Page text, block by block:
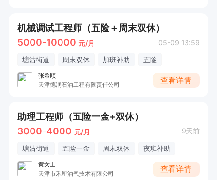
机械调试工程师（五险＋周末双休）
5000-10000 元/月 05-09 13:59
塘沽街道 周末双休 加班补助 五险
张希顺
天津德润石油工程有限责任公司
查看详情
助理工程师（五险一金+双休）
3000-4000 元/月 9天前
塘沽街道 五险一金 周末双休 夜班补助
黄女士
天津市禾厘油气技术有限公司
查看详情